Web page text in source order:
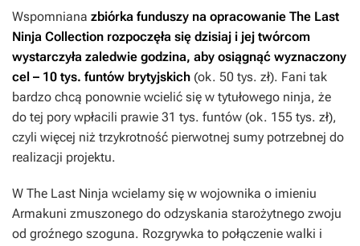
Wspomniana zbiórka funduszy na opracowanie The Last
Ninja Collection rozpoczęła się dzisiaj i jej twórcom
wystarczyła zaledwie godzina, aby osiągnąć wyznaczony
cel – 10 tys. funtów brytyjskich (ok. 50 tys. zł). Fani tak
bardzo chcą ponownie wcielić się w tytułowego ninja, że
do tej pory wpłacili prawie 31 tys. funtów (ok. 155 tys. zł),
czyli więcej niż trzykrotność pierwotnej sumy potrzebnej do
realizacji projektu.
W The Last Ninja wcielamy się w wojownika o imieniu
Armakuni zmuszonego do odzyskania starożytnego zwoju
od groźnego szoguna. Rozgrywka to połączenie walki i